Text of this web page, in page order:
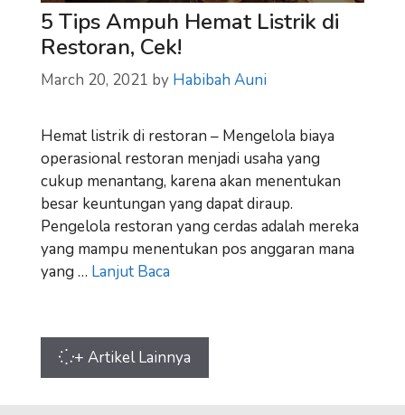
5 Tips Ampuh Hemat Listrik di
Restoran, Cek!
March 20, 2021 by Habibah Auni
Hemat listrik di restoran – Mengelola biaya
operasional restoran menjadi usaha yang
cukup menantang, karena akan menentukan
besar keuntungan yang dapat diraup.
Pengelola restoran yang cerdas adalah mereka
yang mampu menentukan pos anggaran mana
yang … Lanjut Baca
+ Artikel Lainnya